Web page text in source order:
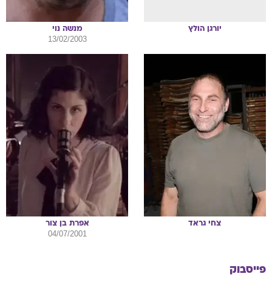
יורגן הולץ מנשה נוי
13/02/2003
צחי גראד אפרת בן צור
04/07/2001
פייסבוק